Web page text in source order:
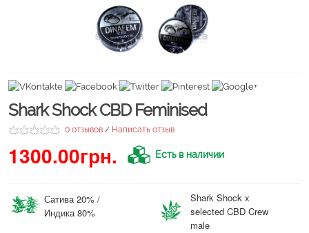
Shark Shock CBD Feminised
0 отзывов / Написать отзыв
1300.00грн. Есть в наличии
Сатива 20% /
Индика 80%
Shark Shock x
selected CBD Crew
male